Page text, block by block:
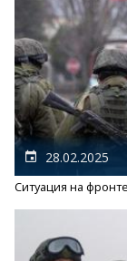
28.02.2025
Ситуация на